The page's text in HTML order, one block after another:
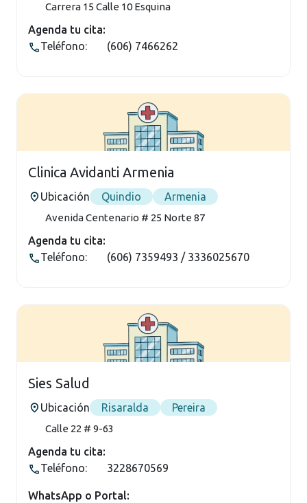
Carrera 15 Calle 10 Esquina
Agenda tu cita:
Teléfono:
(606) 7466262
Clinica Avidanti Armenia
Ubicación Quindio Armenia
Avenida Centenario # 25 Norte 87
Agenda tu cita:
Teléfono:
(606) 7359493 / 3336025670
Sies Salud
Ubicación Risaralda Pereira
Calle 22 # 9-63
Agenda tu cita:
Teléfono:
3228670569
WhatsApp o Portal: